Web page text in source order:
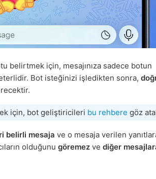
belirtmek için, mesajınıza sadece botun
Bot isteğinizi işledikten sonra,
için, bot geliştiricileri bu rehbere göz
belirli mesaja ve o mesaja verilen
olduğunu göremez ve diğer